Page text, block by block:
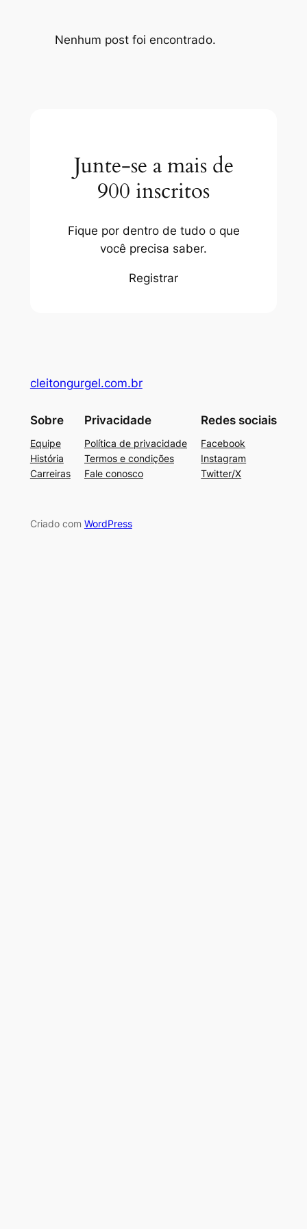
Nenhum post foi encontrado.
Junte-se a mais de
900 inscritos
Fique por dentro de tudo o que
você precisa saber.
Registrar
cleitongurgel.com.br
Sobre
Equipe
História
Carreiras
Privacidade
Política de privacidade
Termos e condições
Fale conosco
Redes sociais
Facebook
Instagram
Twitter/X
Criado com WordPress